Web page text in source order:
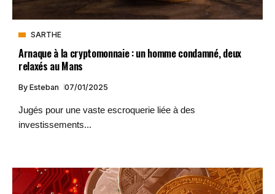
SARTHE
Arnaque à la cryptomonnaie : un homme condamné, deux
relaxés au Mans
By Esteban 07/01/2025
Jugés pour une vaste escroquerie liée à des
investissements...